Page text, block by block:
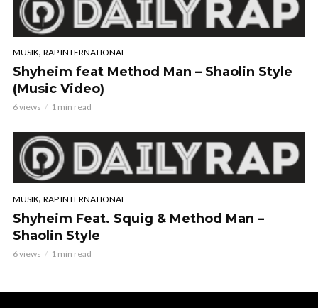
MUSIK, RAP INTERNATIONAL
Shyheim feat Method Man – Shaolin Style
(Music Video)
6 views 1 min read
MUSIK, RAP INTERNATIONAL
Shyheim Feat. Squig & Method Man –
Shaolin Style
6 views 1 min read